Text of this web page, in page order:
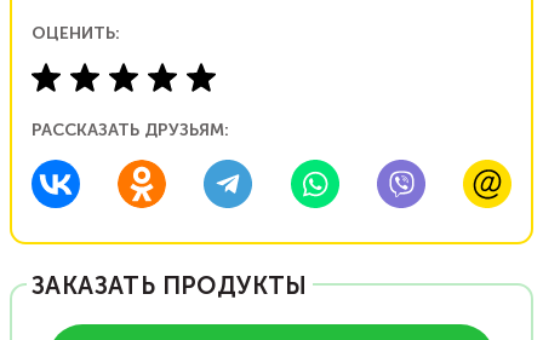
ОЦЕНИТЬ:
РАССКАЗАТЬ ДРУЗЬЯМ:
ЗАКАЗАТЬ ПРОДУКТЫ